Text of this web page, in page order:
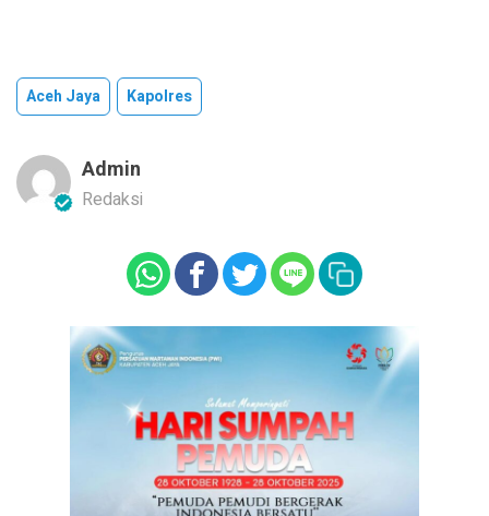
Aceh Jaya Kapolres
Admin
Redaksi